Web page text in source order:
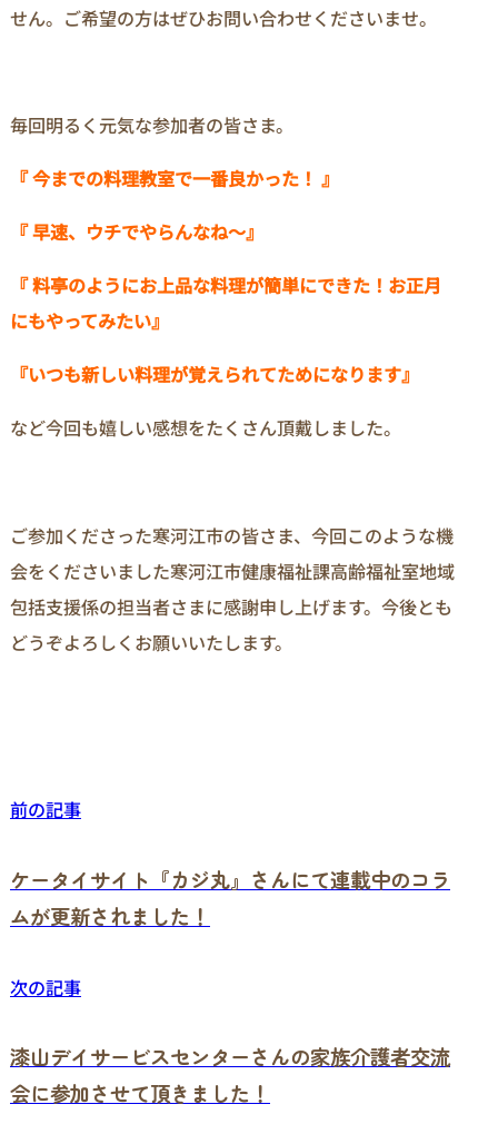
せん。ご希望の方はぜひお問い合わせくださいませ。
毎回明るく元気な参加者の皆さま。
『 今までの料理教室で一番良かった！ 』
『 早速、ウチでやらんなね～』
『 料亭のようにお上品な料理が簡単にできた！お正月
にもやってみたい』
『いつも新しい料理が覚えられてためになります』
など今回も嬉しい感想をたくさん頂戴しました。
ご参加くださった寒河江市の皆さま、今回このような機
会をくださいました寒河江市健康福祉課高齢福祉室地域
包括支援係の担当者さまに感謝申し上げます。今後とも
どうぞよろしくお願いいたします。
前の記事
ケータイサイト『カジ丸』さんにて連載中のコラ
ムが更新されました！
次の記事
漆山デイサービスセンターさんの家族介護者交流
会に参加させて頂きました！